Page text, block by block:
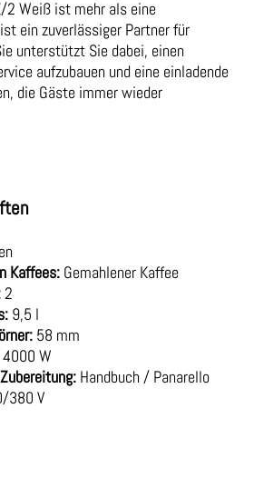
2 Weiß ist mehr als eine
ein zuverlässiger Partner für
unterstützt Sie dabei, einen
aufzubauen und eine einladende
die Gäste immer wieder
Kaffees: Gemahlener Kaffee
2
9,5 l
58 mm
4000 W
Handbuch / Panarello
380 V